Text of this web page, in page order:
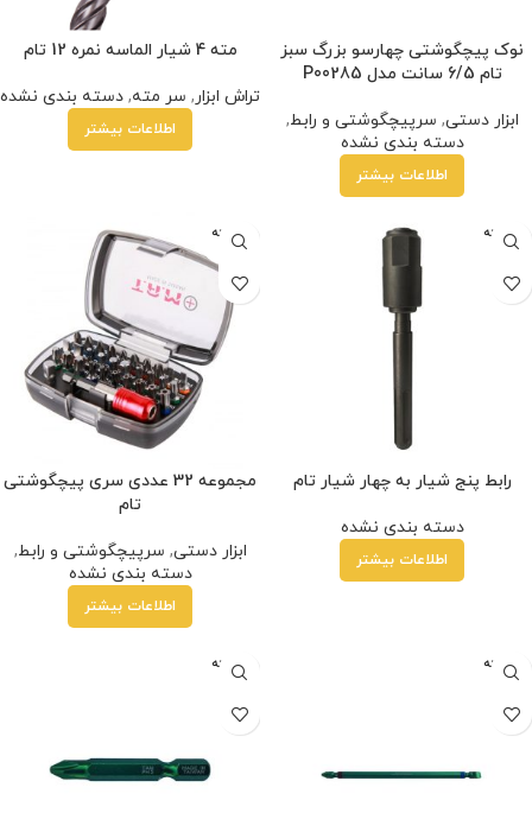
نوک پیچگوشتی چهارسو بزرگ سبز
تام 6/5 سانت مدل P00285
ابزار دستی, سرپیچگوشتی و رابط,
دسته بندی نشده
اطلاعات بیشتر
مته 4 شیار الماسه نمره 12 تام
تراش ابزار, سر مته, دسته بندی نشده
اطلاعات بیشتر
فروخته
شده
رابط پنج شیار به چهار شیار تام
دسته بندی نشده
اطلاعات بیشتر
فروخته
شده
مجموعه 32 عددی سری پیچگوشتی
تام
ابزار دستی, سرپیچگوشتی و رابط,
دسته بندی نشده
اطلاعات بیشتر
فروخته
شده
فروخته
شده